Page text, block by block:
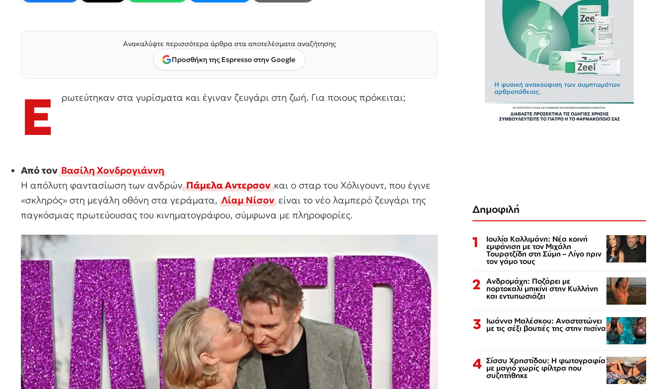
Ανακαλύψτε περισσότερα άρθρα στα αποτελέσματα αναζήτησης
Προσθήκη της Espresso στην Google
Ε ρωτεύτηκαν στα γυρίσματα και έγιναν ζευγάρι στη ζωή. Για ποιους πρόκειται;
Από τονΒασίλη Χονδρογιάννη
Η απόλυτη φαντασίωση των ανδρώνΠάμελα Αντερσον και ο σταρ του Χόλιγουντ, που έγινε
«σκληρός» στη μεγάλη οθόνη στα γεράματα,Λίαμ Νίσονείναι το νέο λαμπερό ζευγάρι της
παγκόσμιας πρωτεύουσας του κινηματογράφου, σύμφωνα με πληροφορίες.
Δημοφιλή
1 Ιουλία Καλλιμάνη: Νέα κοινή
εμφάνιση με τον Μιχάλη
Τουρατζίδη στη Σύμη – Λίγο πριν
τον γάμο τους
2 Ανδρομάχη: Ποζάρει με
πορτοκαλί μπικίνι στην Κυλλήνη
και εντυπωσιάζει
3 Ιωάννα Μαλέσκου: Αναστατώνει
με τις σέξι βουτιές της στην πισίνα
4 Σίσσυ Χρηστίδου: Η φωτογραφία
με μαγιό χωρίς φίλτρα που
συζητήθηκε